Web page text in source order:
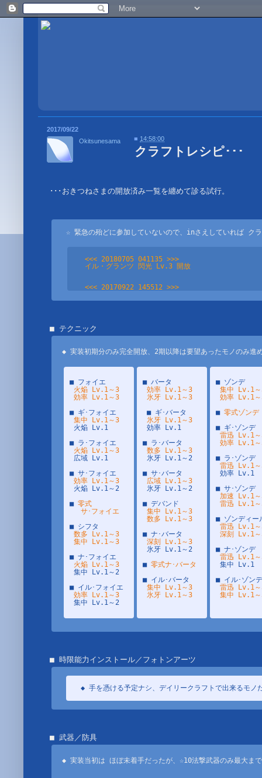
2017/09/22
クラフトレシピ･･･
･･･おきつねさまの開放済み一覧を纏めて診る試行。
☆ 緊急の殆どに参加していないので、inさえしていれば ク
<<< 20180705 041135 >>>
イル・グランツ 閃光 Lv.3 開放
<<< 20170922 145512 >>>
【更新】クラフトレシピ 開放分 追記。
サ･フォイエ 効率 Lv.3
シフタ 数多 Lv.3
イル･フォイエ 効率 Lv.3
上級射撃武器 Lv.7/8 デイリー分で開放。
<<< 20160131 033129 >>>
<<< 20160131 032556 >>>
<<< 20160130 040035 >>>
中級射撃武器 Lv.11/12 デイリー分で開放。
<<< 20160128 083021 >>>
初級法撃武器 Lv.14/15/16 デイリー分で開放。
<<< 20160124 133747 >>>
イル･フォイエ 効率 Lv.2 ／ 集中 Lv.1 デイリー分
<<< 20151209 213757 >>>
イル･ザン 広域/集中 Lv.2 デイリー分で開放。
<<< 20151209 213757 >>>
武装エクステンド Lv.37 デイリー分で開放。
<<< 20151208 003158 >>>
PAクラフト Lv.21 デイリー分で開放。
PAクラフト Lv.20 デイリー分で開放。
PAクラフト Lv.19 デイリー分で開放。
PAクラフト Lv.17 デイリー分で開放。
<<< 20151107 214720 >>>
<<< 20151030 070216 >>>
PAクラフト Lv.14 デイリー分で開放。
<<< 20151021 224613 >>>
◆ 実装初期分のみ完全開放、2期以降は要望あったモノのみ
■ フォイエ
火焔 Lv.1～3
効率 Lv.1～3
■ ギ･フォイエ
集中 Lv.1～3
火焔 Lv.1
■ ラ･フォイエ
火焔 Lv.1～3
広域 Lv.1
■ サ･フォイエ
効率 Lv.1～3
火焔 Lv.1～2
■ 零式
サ･フォイエ
■ シフタ
数多 Lv.1～3
集中 Lv.1～3
■ ナ･フォイエ
火焔 Lv.1～3
集中 Lv.1～2
■ イル･フォイエ
効率 Lv.1～3
集中 Lv.1～2
■ バータ
効率 Lv.1～3
氷牙 Lv.1～3
■ ギ･バータ
氷牙 Lv.1～3
効率 Lv.1
■ ラ･バータ
数多 Lv.1～3
氷牙 Lv.1～2
■ サ･バータ
広域 Lv.1～3
氷牙 Lv.1～2
■ デバンド
集中 Lv.1～3
数多 Lv.1～3
■ ナ･バータ
深刻 Lv.1～3
氷牙 Lv.1～2
■ 零式ナ･バータ
■ イル･バータ
集中 Lv.1～3
氷牙 Lv.1～3
■ ゾンデ
集中 Lv.1
効率 Lv.1
■ 零式ゾンデ
■ ギ･ゾンデ
雷迅 Lv.1
効率 Lv.1
■ ラ･ゾンデ
雷迅 Lv.1
効率 Lv.1
■ サ･ゾンデ
加速 Lv.1
雷迅 Lv.1
■ ゾンディー
雷迅 Lv.1
深刻 Lv.1
■ ナ･ゾンデ
雷迅 Lv.1
集中 Lv.1
■ イル･ゾンデ
雷迅 Lv.1
集中 Lv.1
◆ 手を憑ける予定ナシ、デイリークラフトで出来るモノ
◆ 実装当初は ほぼ未着手だったが、☆10法撃武器のみ最大ま
Okitsunesama ■ 14:58:00